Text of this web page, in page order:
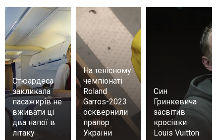
Стюардеса
закликала
пасажирів не
вживати ці
два напої в
літаку
На тенісному
чемпіонаті
Roland
Garros-2023
осквернили
прапор
України
Син
Гринкевича
засвітив
кросівки
Louis Vuitton